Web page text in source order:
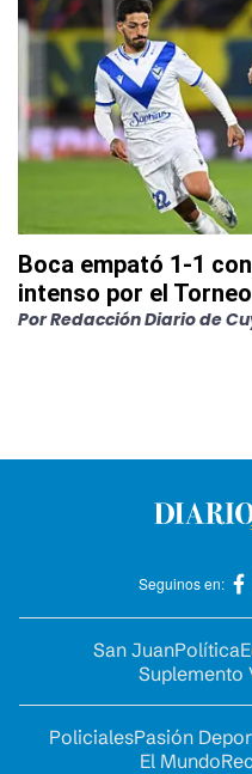
Boca empató 1-1
intenso por el
PorRedacción Diario de
Seguinos en:
San JuanPolítica
Suplemento
PolicialesPasión
El Mundo